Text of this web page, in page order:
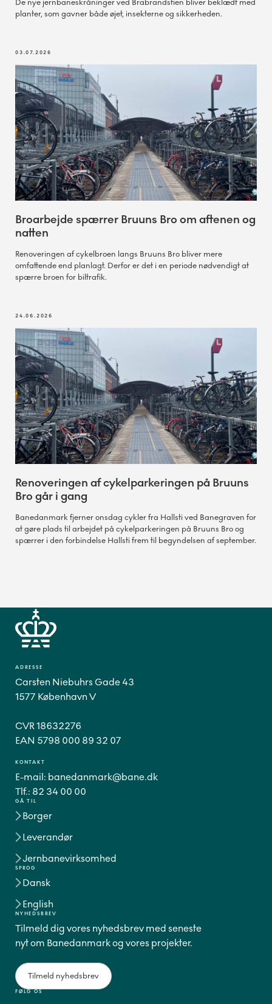
De nye jernbaneskråninger ved Brabrandstien bliver beklædt med
planter, som gavner både øjet, insekterne og sikkerheden.
03.07.2026
Broarbejde spærrer Bruuns Bro om aftenen og
natten
Renoveringen af cykelbroen langs Bruuns Bro bliver mere
omfattende end planlagt. Derfor er det i en periode nødvendigt at
spærre broen for biltrafik.
24.06.2026
Renoveringen af cykelparkeringen på Bruuns
Bro går i gang
Banedanmark fjerner onsdag cykler fra Hallsti ved Banegraven for
at gøre plads til arbejdet på cykelparkeringen på Bruuns Bro og
spærrer i den forbindelse Hallsti frem til begyndelsen af september.
GÅ TIL
Borger
Leverandør
Jernbanevirksomhed
SPROG
Dansk
English
FØLG OS
ADRESSE
Carsten Niebuhrs Gade 43
1577 København V
CVR 18632276
EAN 5798 000 89 32 07
KONTAKT
E-mail: banedanmark@bane.dk
Tlf.: 82 34 00 00
NYHEDSBREV
Tilmeld dig vores nyhedsbrev med seneste
nyt om Banedanmark og vores projekter.
Tilmeld nyhedsbrev